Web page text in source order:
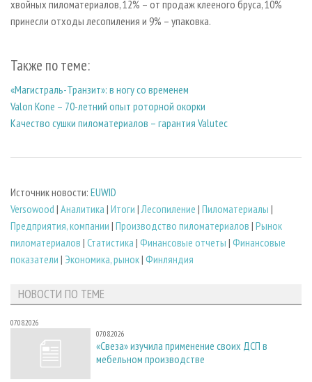
хвойных пиломатериалов, 12% – от продаж клееного бруса, 10%
принесли отходы лесопиления и 9% – упаковка.
Также по теме:
«Магистраль-Транзит»: в ногу со временем
Valon Kone – 70-летний опыт роторной окорки
Качество сушки пиломатериалов – гарантия Valutec
Источник новости: EUWID
Versowood | Аналитика | Итоги | Лесопиление | Пиломатериалы |
Предприятия, компании | Производство пиломатериалов | Рынок
пиломатериалов | Статистика | Финансовые отчеты | Финансовые
показатели | Экономика, рынок| Финляндия
НОВОСТИ ПО ТЕМЕ
07.08.2026
07.08.2026
«Свеза» изучила применение своих ДСП в
мебельном производстве